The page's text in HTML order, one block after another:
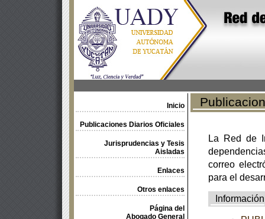
Inicio
Publicaciones Diarios Oficiales
Jurisprudencias y Tesis
Aisladas
Enlaces
Otros enlaces
Página del
Abogado General
La Red de
correo
para el
Información